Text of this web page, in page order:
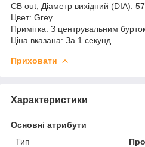
CB out, Діаметр вихідний (DIA):
Цвет: Grey
Примітка: З центрувальним
Ціна вказана: За 1 секунд
Приховати
Характеристики
Основні атрибути
Тип